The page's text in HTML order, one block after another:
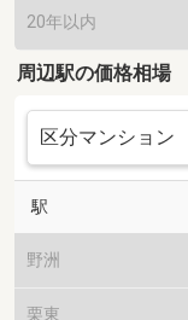
20年以内
周辺駅の価格相場
駅
野洲
栗東